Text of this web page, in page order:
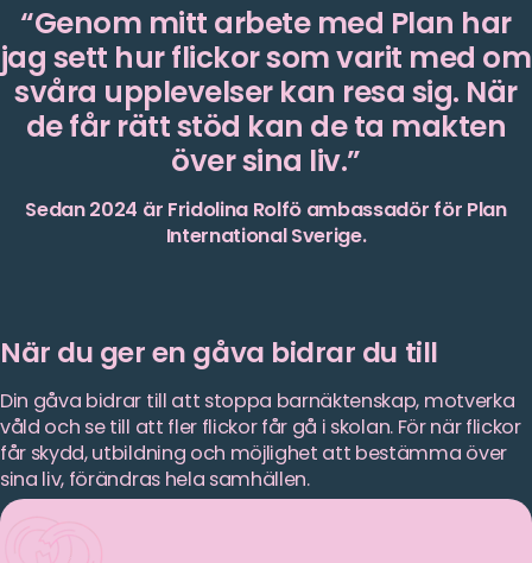
Genom mitt arbete med Plan har
jag sett hur flickor som varit med om
svåra upplevelser kan resa sig. När
de får rätt stöd kan de ta makten
över sina liv.
Sedan 2024 är Fridolina Rolfö ambassadör för Plan
International Sverige.
När du ger en gåva bidrar du till
Din gåva bidrar till att stoppa barnäktenskap, motverka
våld och se till att fler flickor får gå i skolan. För när flickor
får skydd, utbildning och möjlighet att bestämma över
sina liv, förändras hela samhällen.